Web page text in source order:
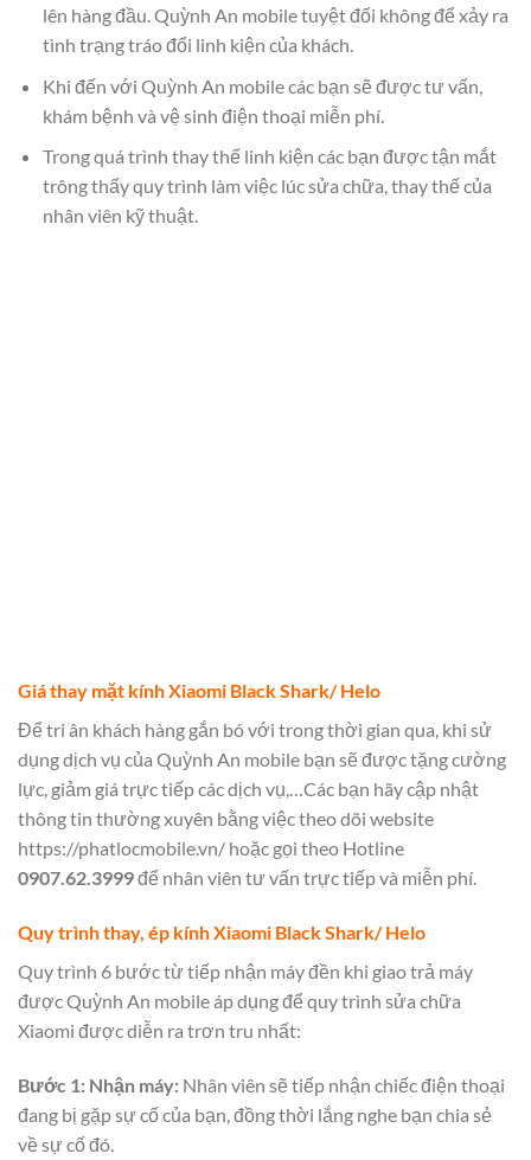
lên hàng đầu. Quỳnh An mobile tuyệt đối không để xảy ra
tình trạng tráo đổi linh kiện của khách.
Khi đến với Quỳnh An mobile các bạn sẽ được tư vấn,
khám bệnh và vệ sinh điện thoại miễn phí.
Trong quá trình thay thế linh kiện các bạn được tận mắt
trông thấy quy trình làm việc lúc sửa chữa, thay thế của
nhân viên kỹ thuật.
Giá thay mặt kính Xiaomi Black Shark/ Helo
Để tri ân khách hàng gắn bó với trong thời gian qua, khi sử
dụng dịch vụ của Quỳnh An mobile bạn sẽ được tặng cường
lực, giảm giá trực tiếp các dịch vụ,…Các bạn hãy cập nhật
thông tin thường xuyên bằng việc theo dõi website
https://phatlocmobile.vn/ hoặc gọi theo Hotline
0907.62.3999để nhân viên tư vấn trực tiếp và miễn phí.
Quy trình thay, ép kính Xiaomi Black Shark/ Helo
Quy trình 6 bước từ tiếp nhận máy đền khi giao trả máy
được Quỳnh An mobile áp dụng để quy trình sửa chữa
Xiaomi được diễn ra trơn tru nhất:
Bước 1: Nhận máy: Nhân viên sẽ tiếp nhận chiếc điện thoại
đang bị gặp sự cố của bạn, đồng thời lắng nghe bạn chia sẻ
về sự cố đó.